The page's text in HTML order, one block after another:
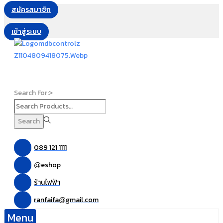
สมัครสมาชิก
เข้าสู่ระบบ
Search For:>
Search
089 121 1111
@eshop
ร้านไฟฟ้า
ranfaifa@gmail.com
Menu